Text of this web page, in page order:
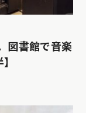
図書館で音楽